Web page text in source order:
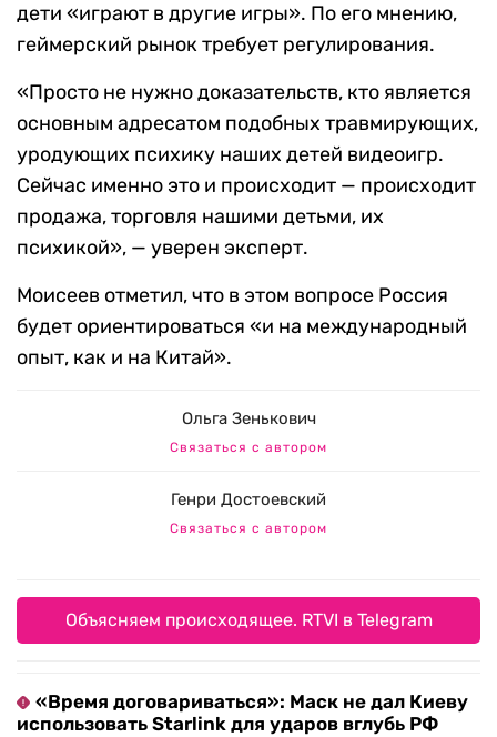
дети «играют в другие игры». По его мнению,
геймерский рынок требует регулирования.
«Просто не нужно доказательств, кто является
основным адресатом подобных травмирующих,
уродующих психику наших детей видеоигр.
Сейчас именно это и происходит — происходит
продажа, торговля нашими детьми, их
психикой», — уверен эксперт.
Моисеев отметил, что в этом вопросе Россия
будет ориентироваться «и на международный
опыт, как и на Китай».
Ольга Зенькович
Связаться с автором
Генри Достоевский
Связаться с автором
Объясняем происходящее. RTVI в Telegram
«Время договариваться»: Маск не дал Киеву
использовать Starlink для ударов вглубь РФ